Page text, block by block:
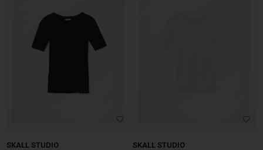
SKALL STUDIO
SKALL STUDIO